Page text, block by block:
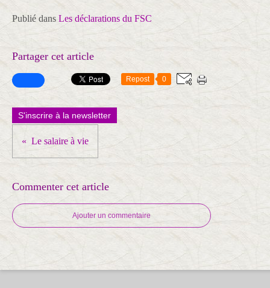
Publié dans Les déclarations du FSC
Partager cet article
Repost 0
S'inscrire à la newsletter
Le salaire à vie
Commenter cet article
Ajouter un commentaire